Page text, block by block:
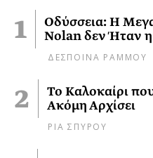
Οδύσσεια: Η
Nolan δεν Ήταν η
ΔΕΣΠΟΙΝΑ ΡΑΜΜΟΥ
Το Καλοκαίρι
Ακόμη Αρχίσει
ΡΙΑ ΣΠΥΡΟΥ